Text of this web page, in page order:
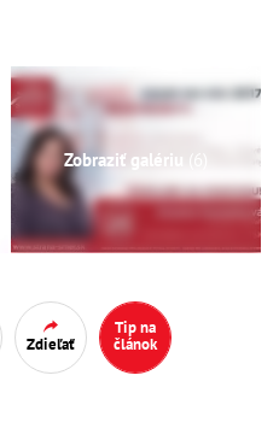
Zobraziť galériu (6)
Zdieľať
Tip na
článok